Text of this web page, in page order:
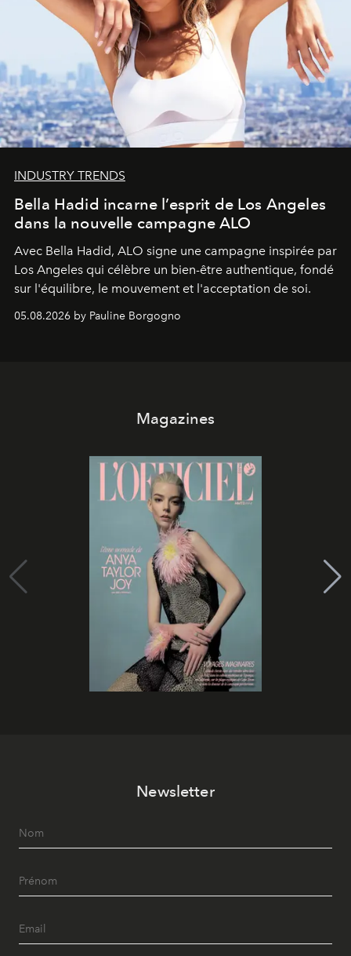
INDUSTRY TRENDS
Bella Hadid incarne l’esprit de Los Angeles
dans la nouvelle campagne ALO
Avec Bella Hadid, ALO signe une campagne inspirée par
Los Angeles qui célèbre un bien-être authentique, fondé
sur l'équilibre, le mouvement et l'acceptation de soi.
05.08.2026 by Pauline Borgogno
Magazines
Newsletter